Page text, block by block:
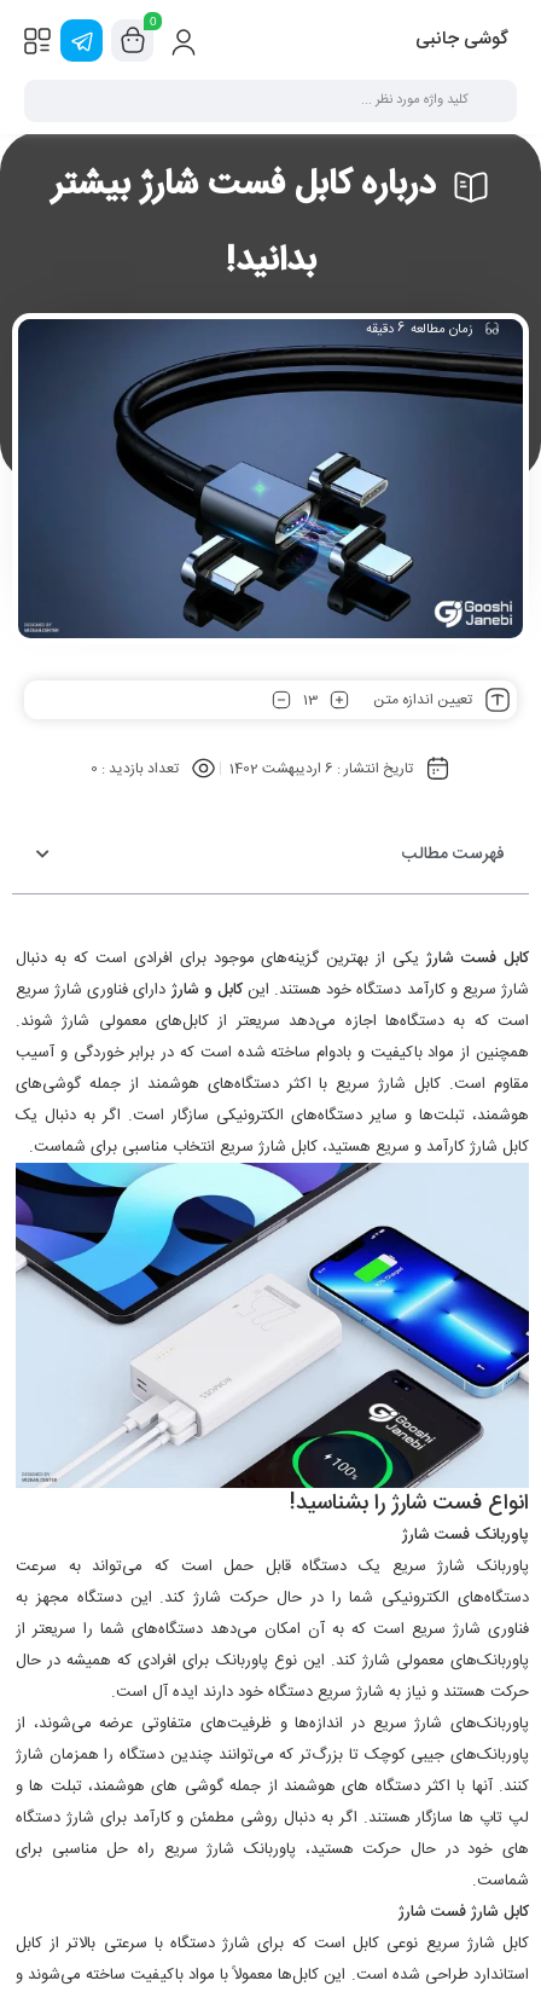
گوشی جانبی
0
درباره کابل فست شارژ بیشتر
بدانید!
زمان مطالعه 6دقیقه
تعیین اندازه متن 13
تاریخ انتشار : 6 اردیبهشت 1402 تعداد بازدید : 0
فهرست مطالب
کابل فست شارژیکی از بهترین گزینه‌های موجود برای افرادی است که به دنبال
شارژ سریع و کارآمد دستگاه خود هستند. اینکابل و شارژ دارای فناوری شارژ سریع
است که به دستگاه‌ها اجازه می‌دهد سریعتر از کابل‌های معمولی شارژ شوند.
همچنین از مواد باکیفیت و بادوام ساخته شده است که در برابر خوردگی و آسیب
مقاوم است. کابل شارژ سریع با اکثر دستگاه‌های هوشمند از جمله گوشی‌های
هوشمند، تبلت‌ها و سایر دستگاه‌های الکترونیکی سازگار است. اگر به دنبال یک
کابل شارژ کارآمد و سریع هستید، کابل شارژ سریع انتخاب مناسبی برای شماست.
انواع فست شارژ را بشناسید!
پاوربانک فست شارژ
پاوربانک شارژ سریع یک دستگاه قابل حمل است که می‌تواند به سرعت
دستگاه‌های الکترونیکی شما را در حال حرکت شارژ کند. این دستگاه مجهز به
فناوری شارژ سریع است که به آن امکان می‌دهد دستگاه‌های شما را سریعتر از
پاوربانک‌های معمولی شارژ کند. این نوع پاوربانک برای افرادی که همیشه در حال
حرکت هستند و نیاز به شارژ سریع دستگاه خود دارند ایده آل است.
پاوربانک‌های شارژ سریع در اندازه‌ها و ظرفیت‌های متفاوتی عرضه می‌شوند، از
پاوربانک‌های جیبی کوچک تا بزرگ‌تر که می‌توانند چندین دستگاه را همزمان شارژ
کنند. آنها با اکثر دستگاه های هوشمند از جمله گوشی های هوشمند، تبلت ها و
لپ تاپ ها سازگار هستند. اگر به دنبال روشی مطمئن و کارآمد برای شارژ دستگاه
های خود در حال حرکت هستید، پاوربانک شارژ سریع راه حل مناسبی برای
شماست.
کابل شارژ فست شارژ
کابل شارژ سریع نوعی کابل است که برای شارژ دستگاه با سرعتی بالاتر از کابل
استاندارد طراحی شده است. این کابل‌ها معمولاً با مواد باکیفیت ساخته می‌شوند و